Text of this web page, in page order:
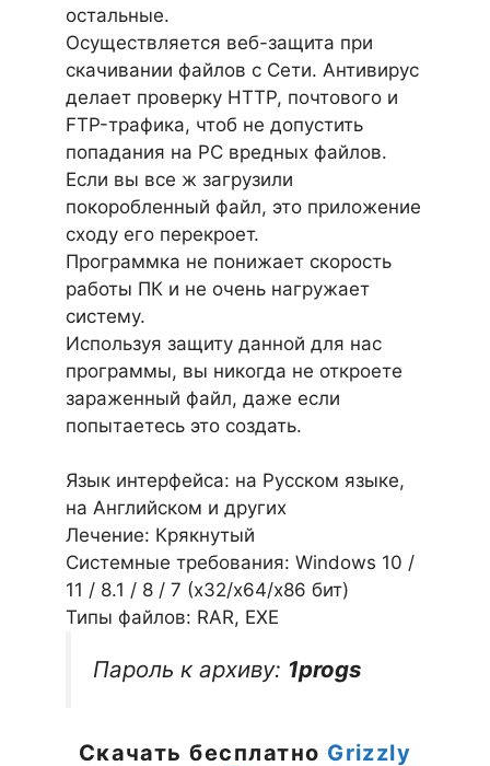
остальные.
Осуществляется веб-защита при
скачивании файлов с Сети. Антивирус
делает проверку HTTP, почтового и
FTP-трафика, чтоб не допустить
попадания на PC вредных файлов.
Если вы все ж загрузили
покоробленный файл, это приложение
сходу его перекроет.
Программка не понижает скорость
работы ПК и не очень нагружает
систему.
Используя защиту данной для нас
программы, вы никогда не откроете
зараженный файл, даже если
попытаетесь это создать.
Язык интерфейса: на Русском языке,
на Английском и других
Лечение: Крякнутый
Системные требования: Windows 10 /
11 / 8.1 / 8 / 7 (х32/x64/x86 бит)
Типы файлов: RAR, EXE
Пароль к архиву: 1progs
Скачать бесплатно Grizzly